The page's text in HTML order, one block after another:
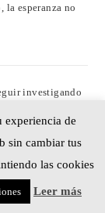
la esperanza no
investigando
Alcázar de San
experiencia de
sin cambiar tus
las cookies
Leer más